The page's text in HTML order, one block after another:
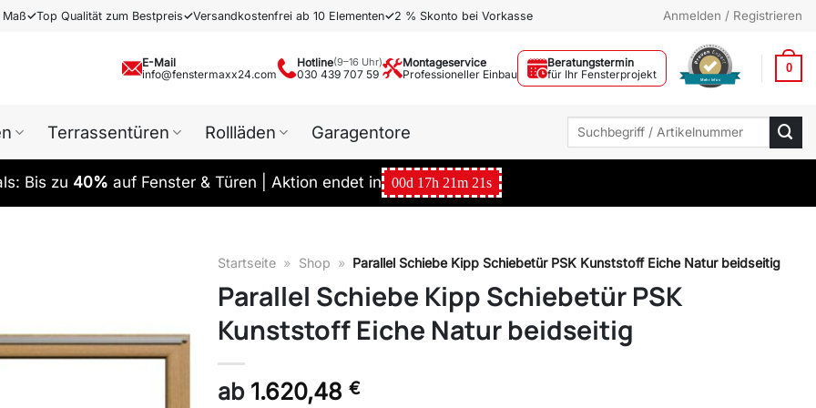
Maß✓Top Qualität zum Bestpreis✓Versandkostenfrei ab 10 Elementen✓2 % Skonto bei Vorkasse Anmelden / Registrieren
E-Mail
info@fenstermaxx24.com
Hotline(9–16 Uhr)
030 439 707 59
Montageservice
Professioneller Einbau
Beratungstermin
für Ihr Fensterprojekt
Mehr Infos
0
Terrassentüren Rollläden Garagentore
Suchen
Bis zu 40% auf Fenster & Türen | Aktion endet in 00d 17h 21m 20s
Startseite » Shop » Parallel Schiebe Kipp Schiebetür PSK Kunststoff Eiche Natur beidseitig
Parallel Schiebe Kipp Schiebetür PSK
Kunststoff Eiche Natur beidseitig
ab 1.620,48 €